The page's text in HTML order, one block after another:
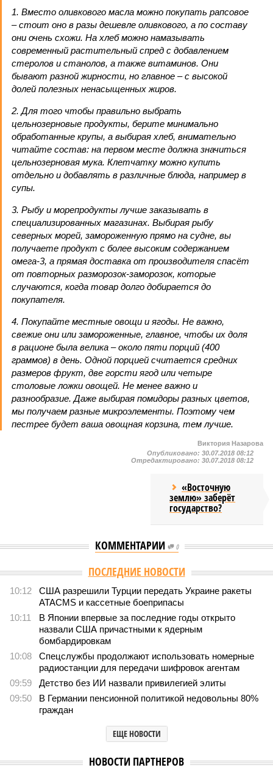
1. Вместо оливкового масла можно покупать рапсовое
– стоит оно в разы дешевле оливкового, а по составу
они очень схожи. На хлеб можно намазывать
современный растительный спред с добавлением
стеролов и станолов, а также витаминов. Они
бывают разной жирности, но главное – с высокой
долей полезных ненасыщенных жиров.
2. Для того чтобы правильно выбрать
цельнозерновые продукты, берите минималь­но
обработанные крупы, а выбирая хлеб, внимательно
читайте состав: на первом месте должна значиться
цельнозерновая мука. Клетчатку можно купить
отдельно и добавлять в различные блюда, например в
супы.
3. Рыбу и морепродукты лучше заказывать в
специализированных магазинах. Выбирая рыбу
северных морей, замороженную прямо на судне, вы
получаете продукт с более высоким содержанием
омега-3, а прямая доставка от производителя спасёт
от повторных разморозок-заморозок, которые
случаются, когда товар долго добирается до
покупателя.
4. Покупайте местные овощи и ягоды. Не важно,
свежие они или замороженные, главное, чтобы их доля
в рационе была велика – около пяти порций (400
граммов) в день. Одной порцией считается средних
размеров фрукт, две горсти ягод или четыре
столовые ложки овощей. Не менее важно и
разнообразие. Даже выбирая помидоры разных цветов,
мы получаем разные микроэлементы. Поэтому чем
пестрее будет ваша овощная корзина, тем лучше.
Виктория Назарова
Опубликовано: 30.07.2018 08:12
Отредактировано: 30.07.2018 08:12
«Восточную
землю» заберёт
государство?
КОММЕНТАРИИ 0
ПОСЛЕДНИЕ НОВОСТИ
10:12
США разрешили Турции передать Украине ракеты
ATACMS и кассетные боеприпасы
10:11
В Японии впервые за последние годы открыто
назвали США причастными к ядерным
бомбардировкам
10:08
Спецслужбы продолжают использовать номерные
радиостанции для передачи шифровок агентам
09:59
Детство без ИИ назвали привилегией элиты
09:50
В Германии пенсионной политикой недовольны 80%
граждан
ЕЩЕ НОВОСТИ
НОВОСТИ ПАРТНЕРОВ